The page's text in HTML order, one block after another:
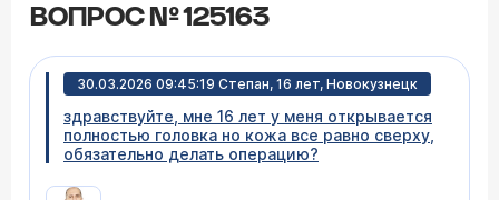
ВОПРОС № 125163
30.03.2026 09:45:19 Степан, 16 лет, Новокузнецк
здравствуйте, мне 16 лет у меня открывается
полностью головка но кожа все равно сверху,
обязательно делать операцию?